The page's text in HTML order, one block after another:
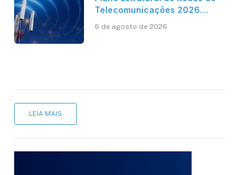
Telecomunicações 2026
móvel, mas mantém desafio
6 de agosto de 2026
LEIA MAIS